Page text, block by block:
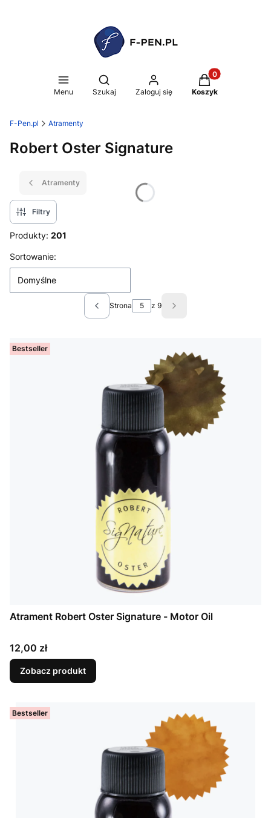
Menu
Otwórz wyszukiwarkę
Szukaj Zaloguj się
Produkty w
Koszyk
F-Pen.pl Atramenty
Robert Oster Signature
Atramenty
Filtry
Produkty: 201
Lista produktów
Sortowanie:
Domyślne
Poprzednie produkty
Strona z 9 Następne produkty
Bestseller
Atrament Robert Oster Signature - Motor Oil
Cena
12,00 zł
Zobacz produkt
Bestseller